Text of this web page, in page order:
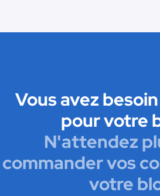
Vous avez
pour votre
N'attendez
commander vos
votre